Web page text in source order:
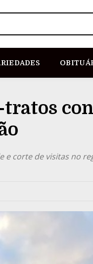
tratos
e corte de visitas no